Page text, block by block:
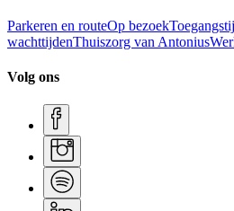
Parkeren en routeOp bezoek
wachttijdenThuiszorg van Antonius
Volg ons